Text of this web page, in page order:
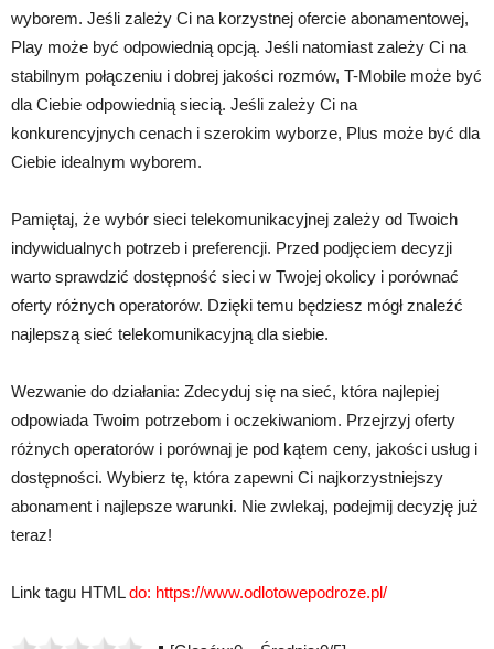
wyborem. Jeśli zależy Ci na korzystnej ofercie abonamentowej,
Play może być odpowiednią opcją. Jeśli natomiast zależy Ci na
stabilnym połączeniu i dobrej jakości rozmów, T-Mobile może być
dla Ciebie odpowiednią siecią. Jeśli zależy Ci na
konkurencyjnych cenach i szerokim wyborze, Plus może być dla
Ciebie idealnym wyborem.
Pamiętaj, że wybór sieci telekomunikacyjnej zależy od Twoich
indywidualnych potrzeb i preferencji. Przed podjęciem decyzji
warto sprawdzić dostępność sieci w Twojej okolicy i porównać
oferty różnych operatorów. Dzięki temu będziesz mógł znaleźć
najlepszą sieć telekomunikacyjną dla siebie.
Wezwanie do działania: Zdecyduj się na sieć, która najlepiej
odpowiada Twoim potrzebom i oczekiwaniom. Przejrzyj oferty
różnych operatorów i porównaj je pod kątem ceny, jakości usług i
dostępności. Wybierz tę, która zapewni Ci najkorzystniejszy
abonament i najlepsze warunki. Nie zwlekaj, podejmij decyzję już
teraz!
Link tagu HTMLdo: https://www.odlotowepodroze.pl/